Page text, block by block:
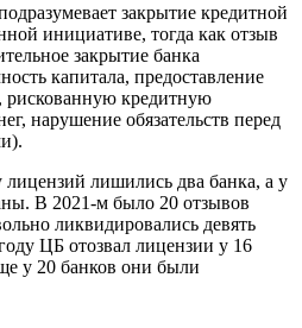
закрытие кредитной
инициативе, тогда как отзыв
закрытие банка
капитала, предоставление
рискованную кредитную
нарушение обязательств перед
лицензий лишились два банка, а у
В 2021-м было 20 отзывов
ликвидировались девять
ЦБ отозвал лицензии у 16
у 20 банков они были